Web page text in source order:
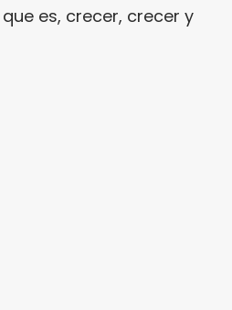
es, crecer, crecer y